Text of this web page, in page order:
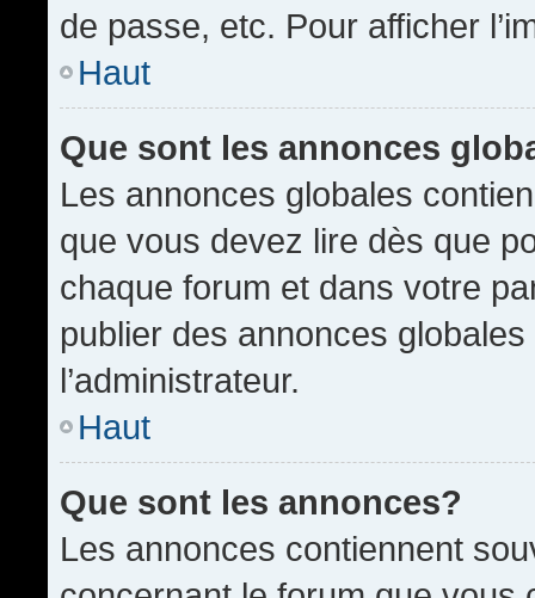
de passe, etc. Pour afficher
Haut
Que sont les annonces
Les annonces globales
que vous devez lire dès que
chaque forum et dans votre
publier des annonces
l’administrateur.
Haut
Que sont les annonces?
Les annonces contiennent